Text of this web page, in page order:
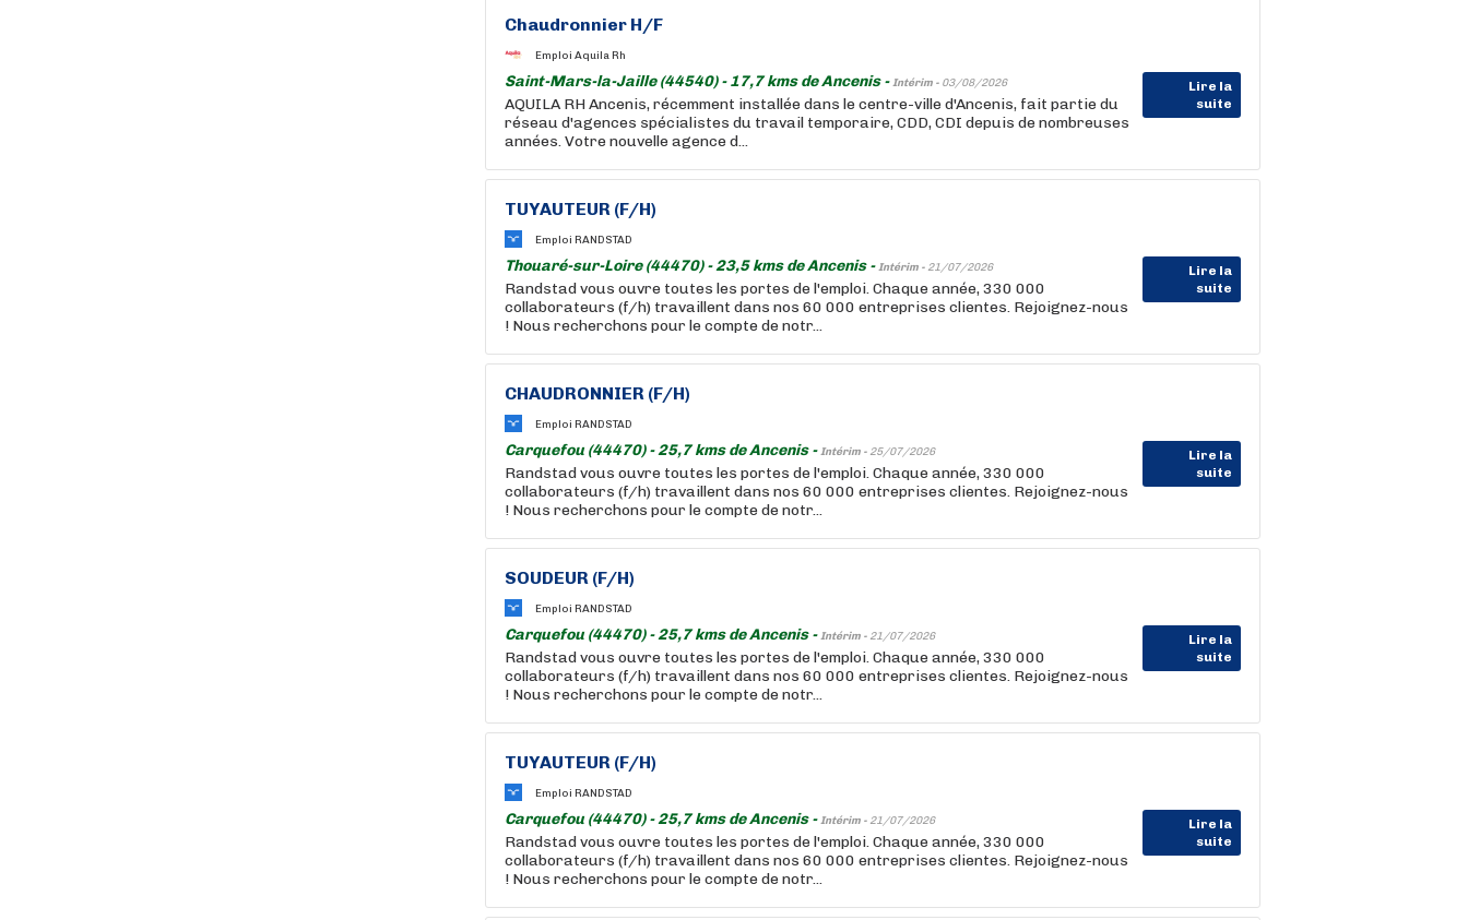
Chaudronnier H/F
Emploi Aquila Rh
Saint-Mars-la-Jaille (44540) - 17,7 kms de Ancenis -Intérim - 03/08/2026
Lire la
suite
AQUILA RH Ancenis, récemment installée dans le centre-ville d'Ancenis, fait partie du
réseau d'agences spécialistes du travail temporaire, CDD, CDI depuis de nombreuses
années. Votre nouvelle agence d...
TUYAUTEUR (F/H)
Emploi RANDSTAD
Thouaré-sur-Loire (44470) - 23,5 kms de Ancenis -Intérim - 21/07/2026
Lire la
suite
Randstad vous ouvre toutes les portes de l'emploi. Chaque année, 330 000
collaborateurs (f/h) travaillent dans nos 60 000 entreprises clientes. Rejoignez-nous
! Nous recherchons pour le compte de notr...
CHAUDRONNIER (F/H)
Emploi RANDSTAD
Carquefou (44470) - 25,7 kms de Ancenis -Intérim - 25/07/2026
Lire la
suite
Randstad vous ouvre toutes les portes de l'emploi. Chaque année, 330 000
collaborateurs (f/h) travaillent dans nos 60 000 entreprises clientes. Rejoignez-nous
! Nous recherchons pour le compte de notr...
SOUDEUR (F/H)
Emploi RANDSTAD
Carquefou (44470) - 25,7 kms de Ancenis -Intérim - 21/07/2026
Lire la
suite
Randstad vous ouvre toutes les portes de l'emploi. Chaque année, 330 000
collaborateurs (f/h) travaillent dans nos 60 000 entreprises clientes. Rejoignez-nous
! Nous recherchons pour le compte de notr...
TUYAUTEUR (F/H)
Emploi RANDSTAD
Carquefou (44470) - 25,7 kms de Ancenis -Intérim - 21/07/2026
Lire la
suite
Randstad vous ouvre toutes les portes de l'emploi. Chaque année, 330 000
collaborateurs (f/h) travaillent dans nos 60 000 entreprises clientes. Rejoignez-nous
! Nous recherchons pour le compte de notr...